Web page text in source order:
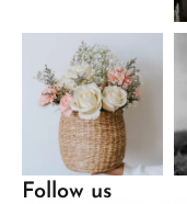
Follow us